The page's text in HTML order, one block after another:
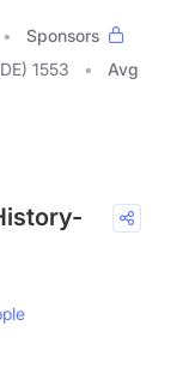
Sponsors
1553
Avg